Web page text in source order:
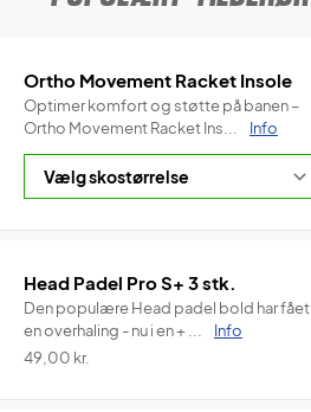
Ortho Movement Racket Insole
Optimer komfort og støtte på banen –
Ortho Movement Racket Ins...
Info
Head Padel Pro S+ 3 stk.
Den populære Head padel bold har fået
en overhaling - nu i en + ...
Info
49,00 kr.